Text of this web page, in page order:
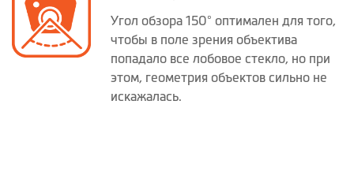
Угол обзора 150° оптимален для того,
чтобы в поле зрения объектива
попадало все лобовое стекло, но при
этом, геометрия объектов сильно не
искажалась.